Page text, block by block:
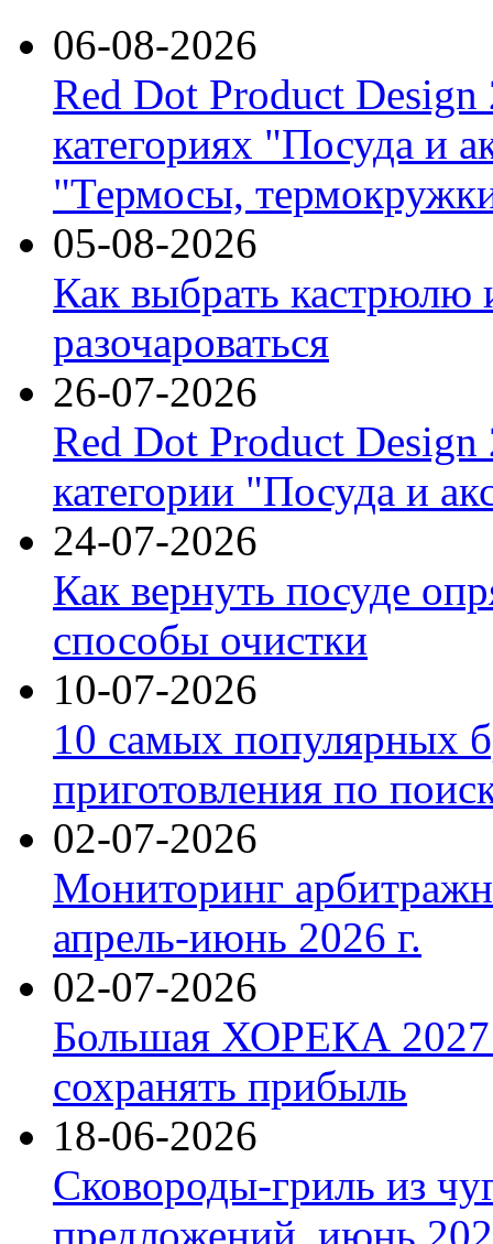
06-08-2026
Red Dot Product Design
категориях "Посуда и
"Термосы,
05-08-2026
Как выбрать кастрюлю
разочароваться
26-07-2026
Red Dot Product Design
категории "Посуда и
24-07-2026
Как вернуть посуде
способы очистки
10-07-2026
10 самых популярных
приготовления по
02-07-2026
Мониторинг
апрель-июнь 2026 г.
02-07-2026
Большая ХОРЕКА 2027:
сохранять прибыль
18-06-2026
Сковороды-гриль из